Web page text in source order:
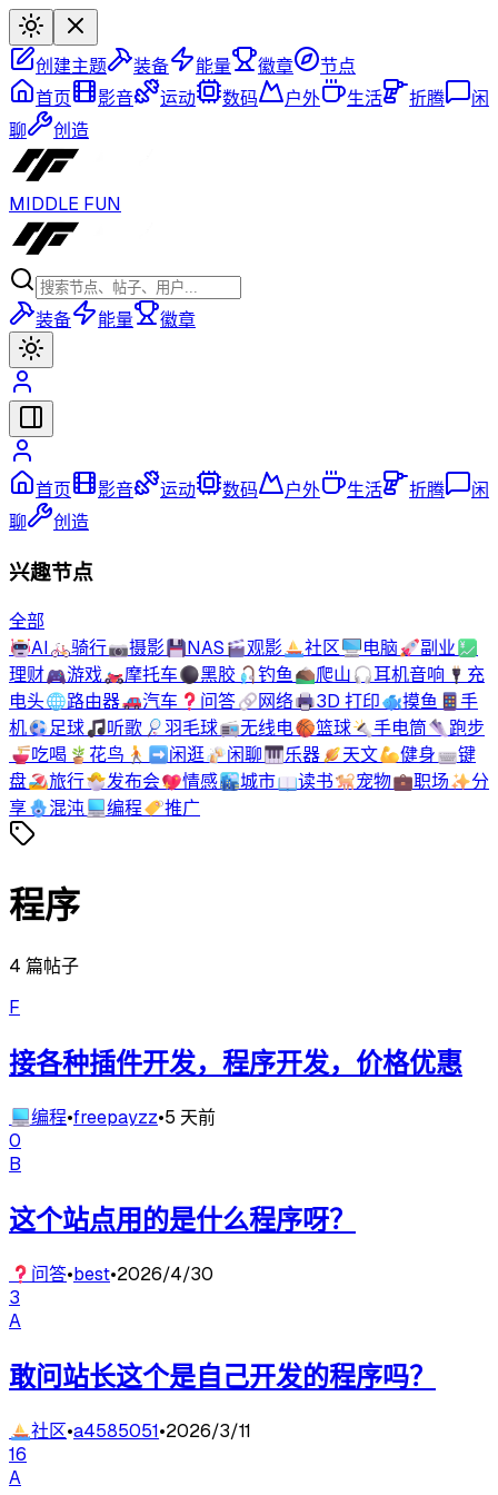
创建主题 装备 能量 徽章
节点
首页
影音 运动 数码 户外 生活 折腾
闲
聊
创造
MIDDLE FUN
装备 能量 徽章
首页 影音 运动 数码 户外 生活 折腾
闲
聊
创造
兴趣节点
全部
🤖AI🚲骑行📷摄影💾NAS🎬观影⛵社区🖥️电脑🚀副业💹
理财🎮游戏🏍️摩托车⚫黑胶 🎣钓鱼⛰️爬山🎧耳机音响 🔌 充
电头🌐路由器🚗汽车 ❓ 问答🔗网络🖨️3D 打印🐟摸鱼 📱手
机⚽足球🎵听歌 🏸羽毛球📻无线电🏀篮球🔦手电筒👟跑步
🍜吃喝 🪴 花鸟 🚶‍➡️闲逛🍻闲聊🎹乐器🪐天文💪健身⌨️键
盘🏖️旅行🐣发布会💖情感🏙️城市📖读书🐕宠物💼职场✨分
享🪬混沌💻编程🏷️推广
程序
4 篇帖子
F
接各种插件开发，程序开发，价格优惠
💻编程•freepayzz•5 天前
0
B
这个站点用的是什么程序呀？
❓ 问答•best•2026/4/30
3
A
敢问站长这个是自己开发的程序吗？
⛵社区•a4585051•2026/3/11
16
A